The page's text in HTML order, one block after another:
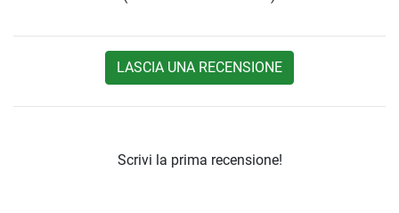
LASCIA UNA RECENSIONE
Scrivi la prima recensione!